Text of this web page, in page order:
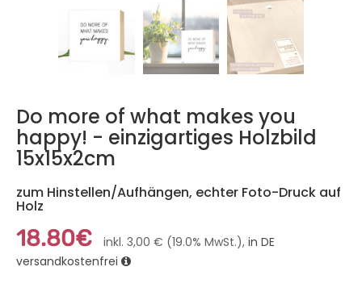
Do more of what makes you
happy! - einzigartiges Holzbild
15x15x2cm
zum Hinstellen/Aufhängen, echter Foto-Druck auf
Holz
18.80€ inkl. 3,00 € (19.0% MwSt.), in DE
versandkostenfrei